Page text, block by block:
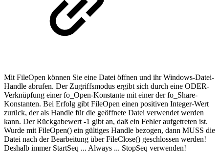
Mit FileOpen können Sie eine Datei öffnen und ihr Windows-Datei-
Handle abrufen. Der Zugriffsmodus ergibt sich durch eine ODER-
Verknüpfung einer fo_Open-Konstante mit einer der fo_Share-
Konstanten. Bei Erfolg gibt FileOpen einen positiven Integer-Wert
zurück, der als Handle für die geöffnete Datei verwendet werden
kann. Der Rückgabewert -1 gibt an, daß ein Fehler aufgetreten ist.
Wurde mit FileOpen() ein gültiges Handle bezogen, dann MUSS die
Datei nach der Bearbeitung über FileClose() geschlossen werden!
Deshalb immer StartSeq ... Always ... StopSeq verwenden!